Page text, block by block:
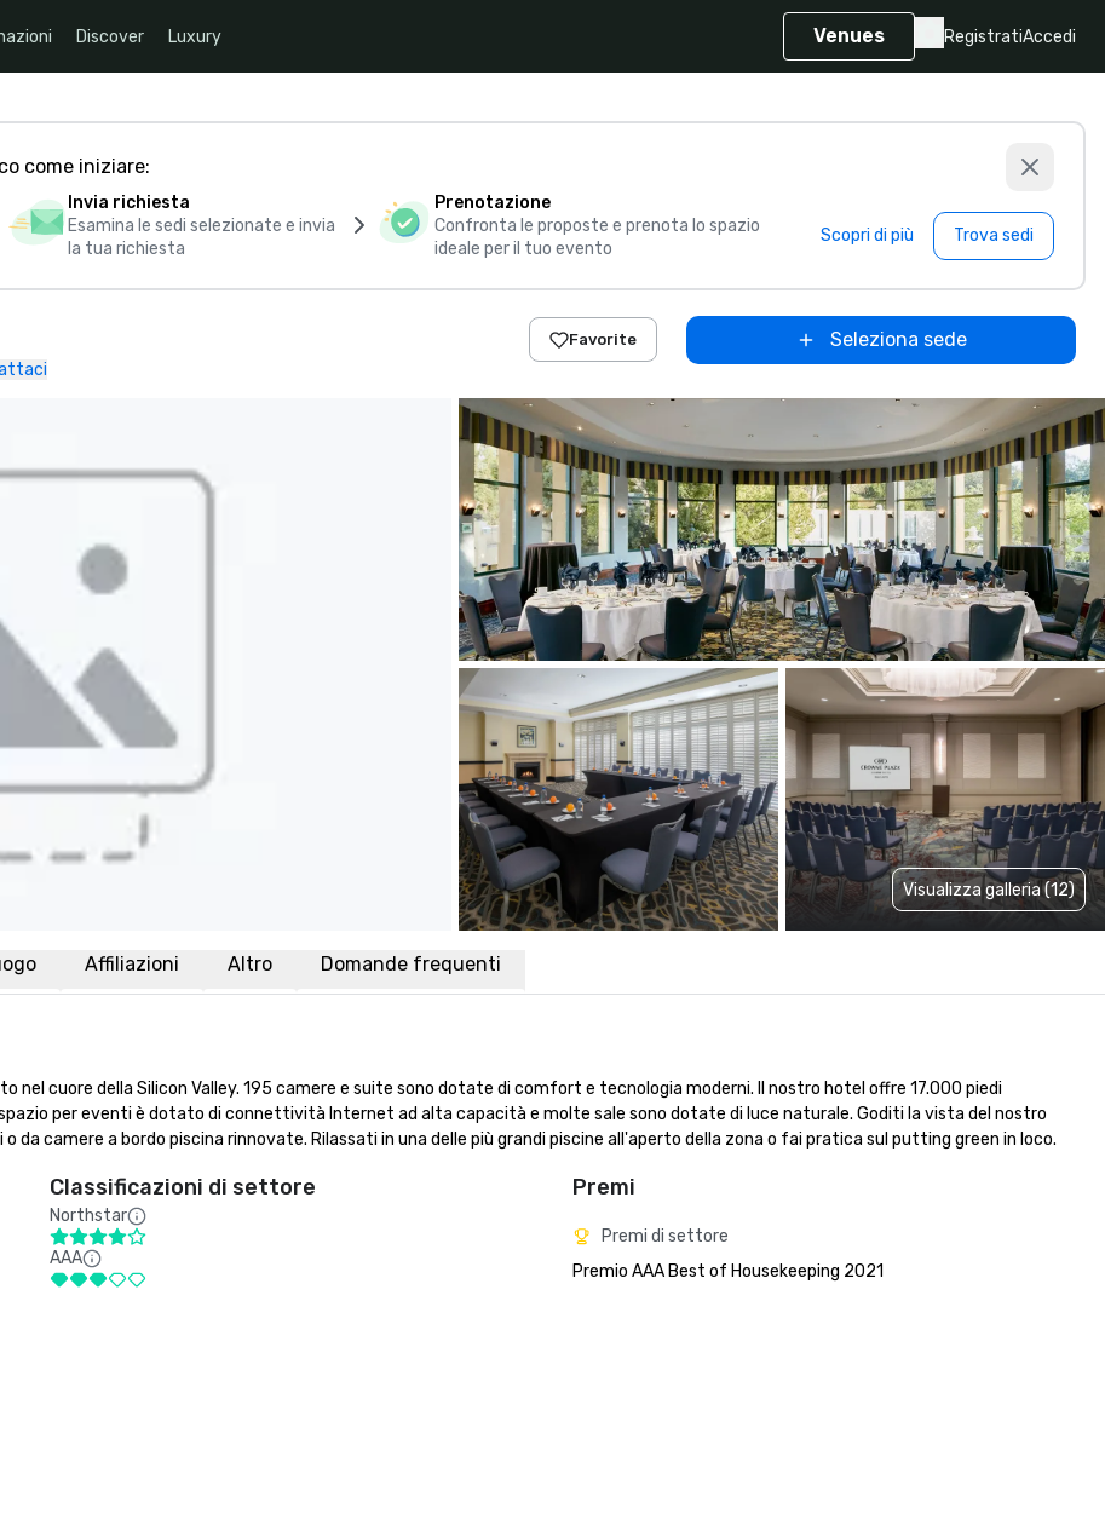
Discover Luxury Venues RegistratiAccedi
come iniziare:
Invia richiesta
Esamina le sedi selezionate e invia
la tua richiesta
Prenotazione
Confronta le proposte e prenota lo spazio
ideale per il tuo evento
Scopri di più Trova sedi
Favorite Seleziona sede
Visualizza galleria (12)
Affiliazioni Altro Domande frequenti
nel cuore della Silicon Valley. 195 camere e suite sono dotate di comfort e tecnologia moderni. Il nostro hotel offre 17.000 piedi
per eventi è dotato di connettività Internet ad alta capacità e molte sale sono dotate di luce naturale. Goditi la vista del nostro
da camere a bordo piscina rinnovate. Rilassati in una delle più grandi piscine all'aperto della zona o fai pratica sul putting green in loco.
Classificazioni di settore
Northstar
AAA
Premi
Premi di settore
Premio AAA Best of Housekeeping 2021